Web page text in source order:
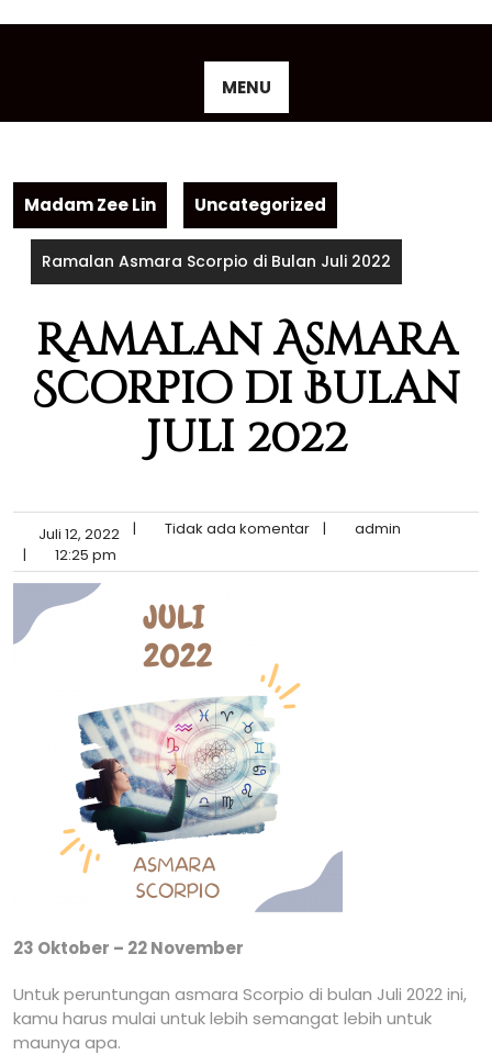
MENU
Madam Zee Lin Uncategorized
Ramalan Asmara Scorpio di Bulan Juli 2022
Ramalan Asmara
Scorpio di Bulan
Juli 2022
Juli 12, 2022 | Tidak ada komentar |
admin
|
12:25 pm
23 Oktober – 22 November
Untuk peruntungan asmara Scorpio di bulan Juli 2022 ini,
kamu harus mulai untuk lebih semangat lebih untuk
maunya apa.